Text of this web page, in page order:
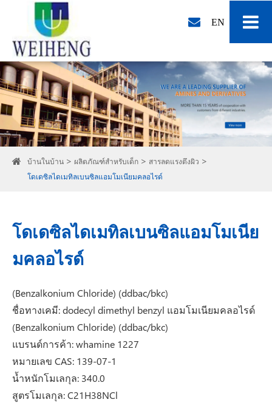
EN
บ้านในบ้าน ผลิตภัณฑ์สำหรับเด็ก
สารลดแรงตึงผิว
โดเดซิลไดเมทิลเบนซิลแอมโมเนียมคลอไรด์
โดเดซิลไดเมทิลเบนซิลแอมโมเนีย
มคลอไรด์
(Benzalkonium Chloride) (ddbac/bkc)
ชื่อทางเคมี: dodecyl dimethyl benzyl แอมโมเนียมคลอไรด์
(Benzalkonium Chloride) (ddbac/bkc)
แบรนด์การค้า: whamine 1227
หมายเลข CAS: 139-07-1
น้ำหนักโมเลกุล: 340.0
สูตรโมเลกุล: C21H38NCl